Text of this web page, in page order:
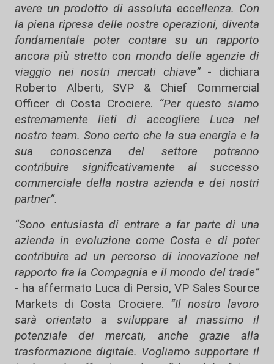
avere un prodotto di assoluta eccellenza. Con
la piena ripresa delle nostre operazioni, diventa
fondamentale poter contare su un rapporto
ancora più stretto con mondo delle agenzie di
viaggio nei nostri mercati chiave”- dichiara
Roberto Alberti, SVP & Chief Commercial
Officer di Costa Crociere. “Per questo siamo
estremamente lieti di accogliere Luca nel
nostro team. Sono certo che la sua energia e la
sua conoscenza del settore potranno
contribuire significativamente al successo
commerciale della nostra azienda e dei nostri
partner”.
“Sono entusiasta di entrare a far parte di una
azienda in evoluzione come Costa e di poter
contribuire ad un percorso di innovazione nel
rapporto fra la Compagnia e il mondo del trade”
- ha affermato Luca di Persio, VP Sales Source
Markets di Costa Crociere. “Il nostro lavoro
sarà orientato a sviluppare al massimo il
potenziale dei mercati, anche grazie alla
trasformazione digitale. Vogliamo supportare il